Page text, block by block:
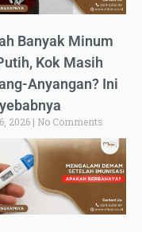
Banyak Minum
Kok Masih
Anyangan? Ini
2026 No Comments